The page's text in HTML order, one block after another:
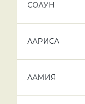
СОЛУН
ЛАРИСА
ЛАМИЯ